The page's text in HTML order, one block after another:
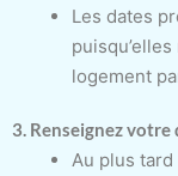
Les dates
logement
3. Renseignez
Au plus tard